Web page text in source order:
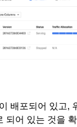
배포되어 있고,
되어 있는 것을